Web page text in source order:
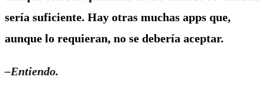
sería suficiente. Hay otras muchas apps que,
aunque lo requieran, no se debería aceptar.
–Entiendo.